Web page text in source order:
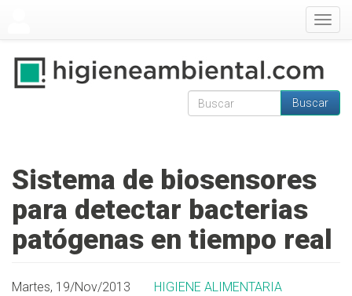
Formulario de
Buscar
Sistema de biosensores
para detectar bacterias
patógenas en tiempo real
Martes, 19/Nov/2013
HIGIENE ALIMENTARIA